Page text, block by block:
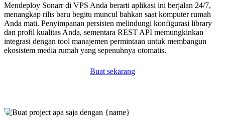
Mendeploy Sonarr di VPS Anda berarti aplikasi ini berjalan 24/7,
menangkap rilis baru begitu muncul bahkan saat komputer rumah
Anda mati. Penyimpanan persisten melindungi konfigurasi library
dan profil kualitas Anda, sementara REST API memungkinkan
integrasi dengan tool manajemen permintaan untuk membangun
ekosistem media rumah yang sepenuhnya otomatis.
Buat sekarang